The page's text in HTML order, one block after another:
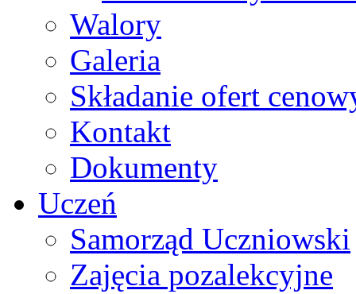
Walory
Galeria
Składanie ofert
Kontakt
Dokumenty
Uczeń
Samorząd Uczniowski
Zajęcia pozalekcyjne